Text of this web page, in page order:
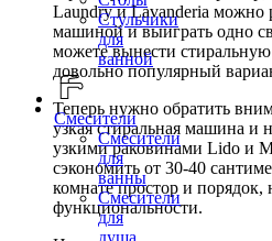
Стульчики
для
ванной
Смесители
Смесители
для
ванны
Смесители
для
душа
Laundry и Lavanderia можно
машиной и выиграть одно
можете вынести
довольно популярный
Теперь нужно обратить
узкая стиральная машина и
узкими раковинами Lido и
сэкономить от 30-40
комнате простор и порядок,
функциональности.